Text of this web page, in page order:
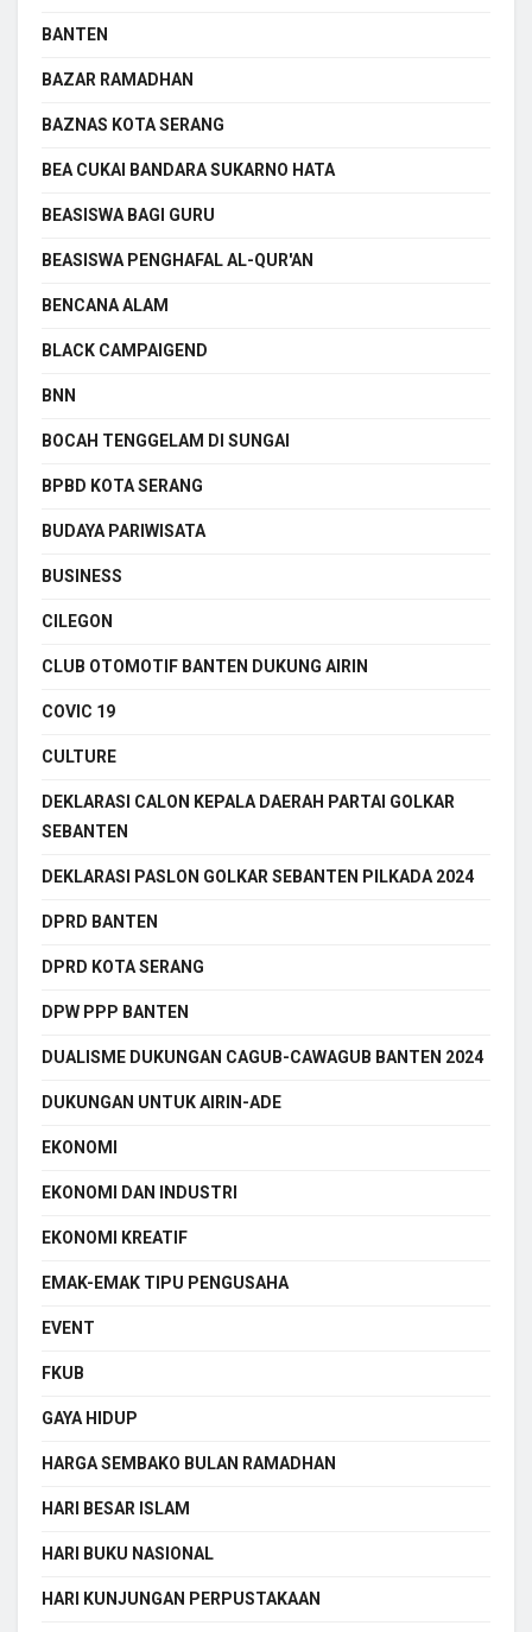
BANTEN
BAZAR RAMADHAN
BAZNAS KOTA SERANG
BEA CUKAI BANDARA SUKARNO HATA
BEASISWA BAGI GURU
BEASISWA PENGHAFAL AL-QUR'AN
BENCANA ALAM
BLACK CAMPAIGEND
BNN
BOCAH TENGGELAM DI SUNGAI
BPBD KOTA SERANG
BUDAYA PARIWISATA
BUSINESS
CILEGON
CLUB OTOMOTIF BANTEN DUKUNG AIRIN
COVIC 19
CULTURE
DEKLARASI CALON KEPALA DAERAH PARTAI GOLKAR
SEBANTEN
DEKLARASI PASLON GOLKAR SEBANTEN PILKADA 2024
DPRD BANTEN
DPRD KOTA SERANG
DPW PPP BANTEN
DUALISME DUKUNGAN CAGUB-CAWAGUB BANTEN 2024
DUKUNGAN UNTUK AIRIN-ADE
EKONOMI
EKONOMI DAN INDUSTRI
EKONOMI KREATIF
EMAK-EMAK TIPU PENGUSAHA
EVENT
FKUB
GAYA HIDUP
HARGA SEMBAKO BULAN RAMADHAN
HARI BESAR ISLAM
HARI BUKU NASIONAL
HARI KUNJUNGAN PERPUSTAKAAN